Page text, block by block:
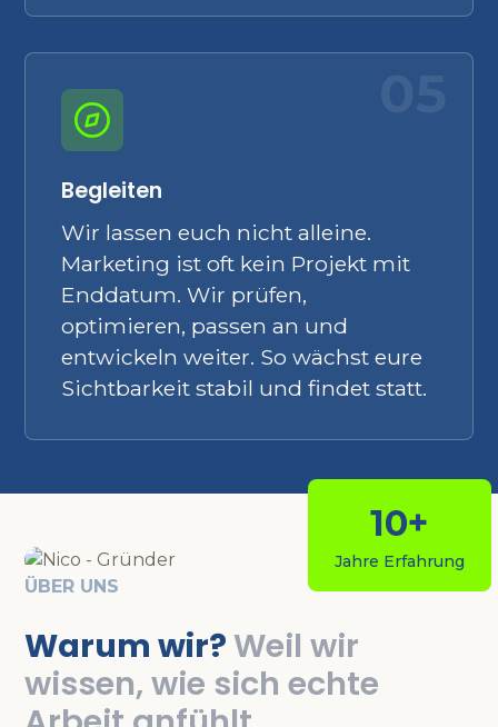
Begleiten
Wir lassen euch nicht alleine.
Marketing ist oft kein Projekt mit
Enddatum. Wir prüfen,
optimieren, passen an und
entwickeln weiter. So wächst eure
Sichtbarkeit stabil und findet statt.
10+
Jahre Erfahrung
ÜBER UNS
Warum wir? Weil wir
wissen, wie sich echte